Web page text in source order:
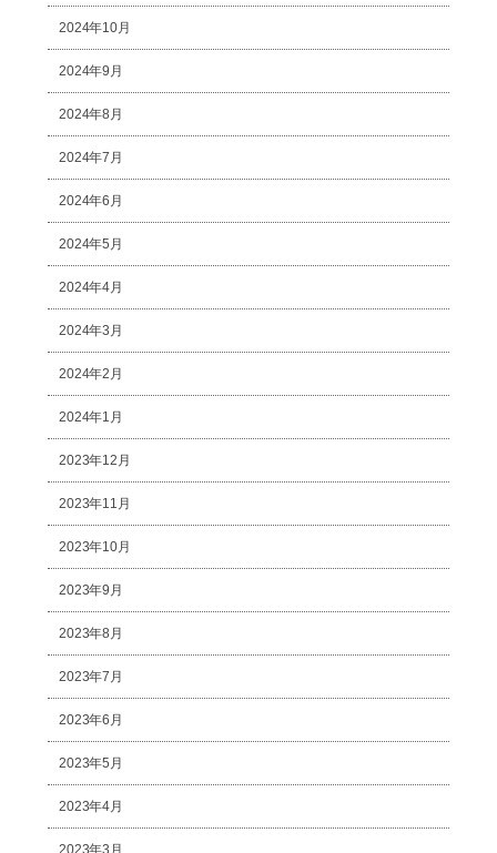
2024年10月
2024年9月
2024年8月
2024年7月
2024年6月
2024年5月
2024年4月
2024年3月
2024年2月
2024年1月
2023年12月
2023年11月
2023年10月
2023年9月
2023年8月
2023年7月
2023年6月
2023年5月
2023年4月